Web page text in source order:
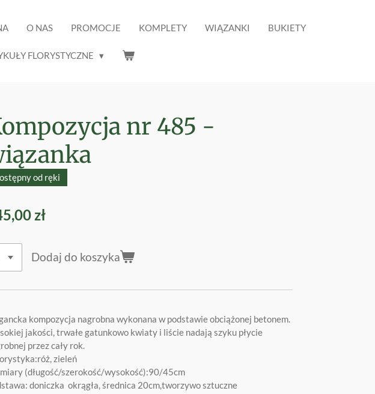
O NAS PROMOCJE KOMPLETY WIĄZANKI BUKIETY
FLORYSTYCZNE
nr 485 -
od ręki
zł
Dodaj do koszyka
kompozycja nagrobna wykonana w podstawie obciążonej betonem.
jakości, trwałe gatunkowo kwiaty i liście nadają szyku płycie
przez cały rok.
zieleń
(długość/szerokość/wysokość):90/45cm
doniczka okrągła, średnica 20cm,tworzywo sztuczne